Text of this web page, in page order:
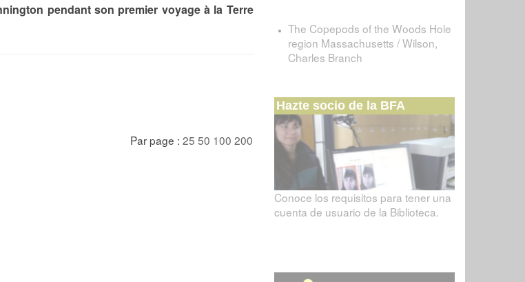
pendant son premier voyage à la Terre
Par page : 25 50 100 200
The Copepods of the Woods Hole
region Massachusetts / Wilson,
Charles Branch
Hazte socio de la BFA
Conoce los requisitos para tener una
cuenta de usuario de la Biblioteca.